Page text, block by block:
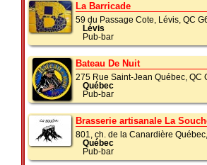
La Barricade
59 du Passage Cote, Lévis, QC
Lévis
Pub-bar
Bateau De Nuit
275 Rue Saint-Jean Québec, QC
Québec
Pub-bar
Brasserie artisanale La
801, ch. de la Canardière
Québec
Pub-bar